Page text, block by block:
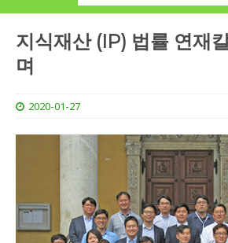
지식재산 (IP) 법률 연재
며
2020-01-27